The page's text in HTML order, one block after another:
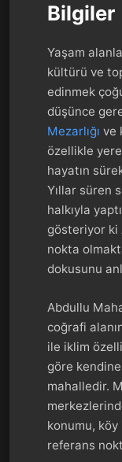
Bilgiler
Yaşam
kültürü ve
edinmek
düşünce
Mezarlığı ve
özellikle
hayatın
Yıllar süren
halkıyla
gösteriyor ki
nokta
dokusunu
Abdullu
coğrafi
ile iklim
göre
mahalledir.
konumu, köy
referans